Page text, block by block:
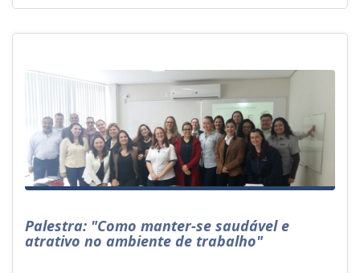
Palestra: "Como manter-se saudável e
atrativo no ambiente de trabalho"